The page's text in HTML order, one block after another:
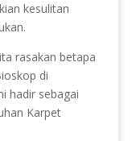
kesulitan
rasakan betapa
di
hadir sebagai
Karpet